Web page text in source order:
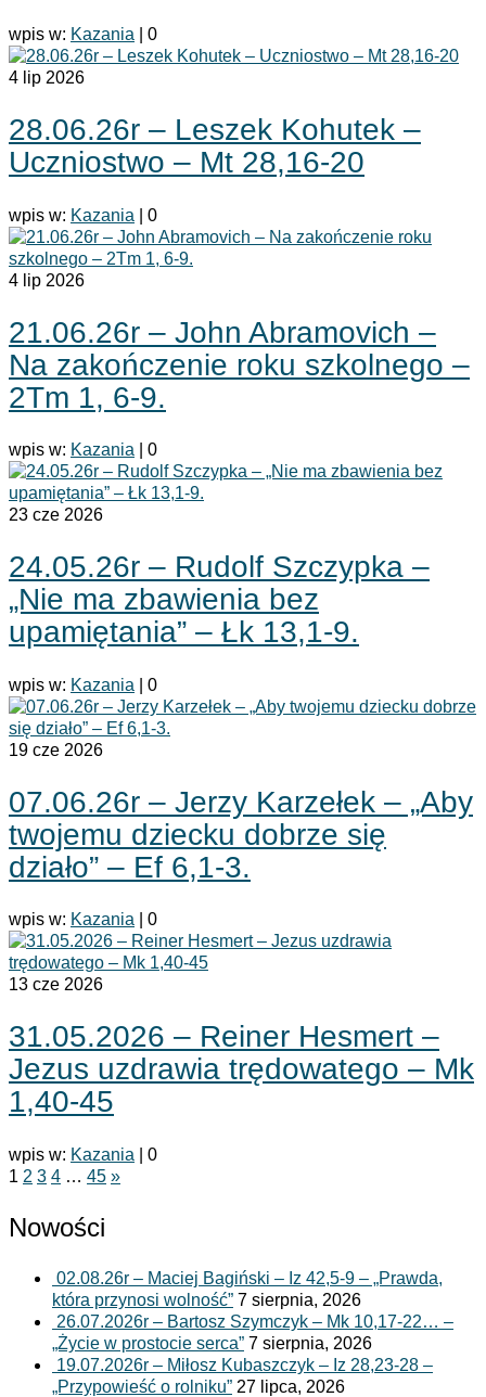
wpis w: Kazania 0
4 lip 2026
28.06.26r – Leszek Kohutek –
Uczniostwo – Mt 28,16-20
wpis w: Kazania 0
4 lip 2026
21.06.26r – John Abramovich –
Na zakończenie roku szkolnego –
2Tm 1, 6-9.
wpis w: Kazania 0
23 cze 2026
24.05.26r – Rudolf Szczypka –
„Nie ma zbawienia bez
upamiętania” – Łk 13,1-9.
wpis w: Kazania 0
19 cze 2026
07.06.26r – Jerzy Karzełek – „Aby
twojemu dziecku dobrze się
działo” – Ef 6,1-3.
wpis w: Kazania 0
13 cze 2026
31.05.2026 – Reiner Hesmert –
Jezus uzdrawia trędowatego – Mk
1,40-45
wpis w: Kazania 0
Stronicowanie
wpisów
1 2 3 4 … 45 »
Nowości
02.08.26r – Maciej Bagiński – Iz 42,5-9 – „Prawda,
która przynosi wolność” 7 sierpnia, 2026
26.07.2026r – Bartosz Szymczyk – Mk 10,17-22… –
„Życie w prostocie serca” 7 sierpnia, 2026
19.07.2026r – Miłosz Kubaszczyk – Iz 28,23-28 –
„Przypowieść o rolniku” 27 lipca, 2026